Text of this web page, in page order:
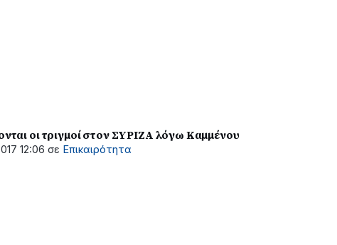
οι τριγμοί στον ΣΥΡΙΖΑ λόγω Καμμένου
12:06 σε Επικαιρότητα